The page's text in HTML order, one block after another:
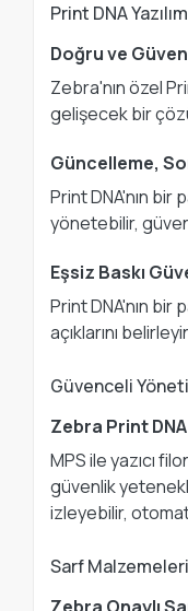
Print DNA
Doğru ve
Zebra'nın özel
gelişecek bir
Güncelleme,
Print DNA'nın bir
yönetebilir,
Eşsiz Baskı
Print DNA'nın bir
açıklarını
Güvenceli
Zebra Print
MPS ile yazıcı
güvenlik
izleyebilir,
Sarf